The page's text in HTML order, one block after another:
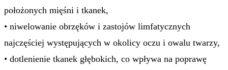
położonych mięśni i tkanek,
• niwelowanie obrzęków i zastojów limfatycznych
najczęściej występujących w okolicy oczu i owalu twarzy,
• dotlenienie tkanek głębokich, co wpływa na poprawę